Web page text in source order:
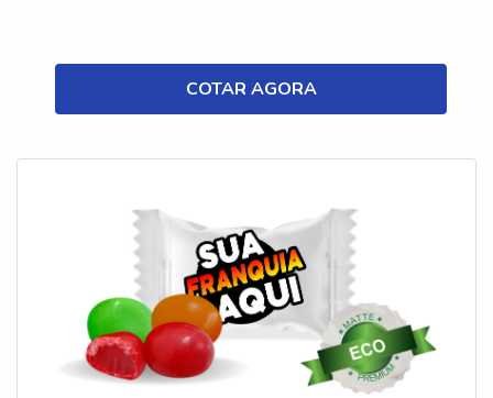
COTAR AGORA